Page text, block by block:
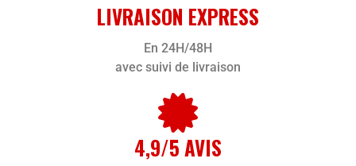
LIVRAISON EXPRESS
En 24H/48H
avec suivi de livraison
4,9/5 AVIS